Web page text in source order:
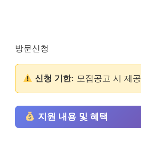
방문신청
신청 기한: 모집공고 시 제공
지원 내용 및 혜택